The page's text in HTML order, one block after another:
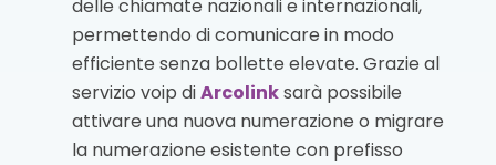
delle chiamate nazionali e internazionali,
permettendo di comunicare in modo
efficiente senza bollette elevate. Grazie al
servizio voip diArcolinksarà possibile
attivare una nuova numerazione o migrare
la numerazione esistente con prefisso